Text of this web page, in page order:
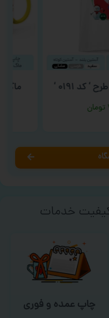
۰۱۹۱ ‘
تومان
ماگ
خدمات
چاپ عمده و فوری